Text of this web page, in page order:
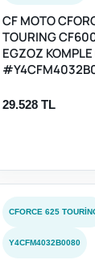
CF MOTO
TOURING
EGZOZ
29.528 TL
CFORCE 625
Y4CFM4032B0080